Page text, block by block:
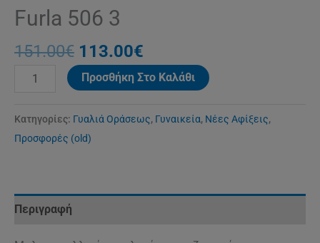
Furla 506 3
151.00€ 113.00€
Προσθήκη Στο Καλάθι
Κατηγορίες: Γυαλιά Οράσεως, Γυναικεία, Νέες Αφίξεις,
Προσφορές (old)
Περιγραφή